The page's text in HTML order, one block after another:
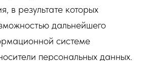
в результате которых
дальнейшего
системе
персональных данных.